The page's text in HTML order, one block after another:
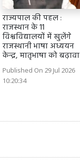
राज्यपाल की पहल :
राजस्थान के 11
विश्वविद्यालयों में खुलेंगे
राजस्थानी भाषा अध्ययन
केन्द्र, मातृभाषा को बढ़ावा
Published On 29 Jul 2026
10:20:34